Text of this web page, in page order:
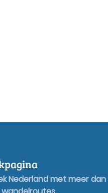
Nederland met meer dan